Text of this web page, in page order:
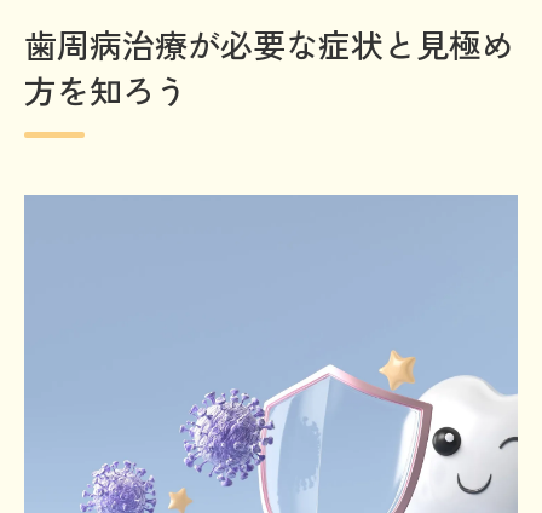
歯周病治療が必要な症状と見極め
方を知ろう